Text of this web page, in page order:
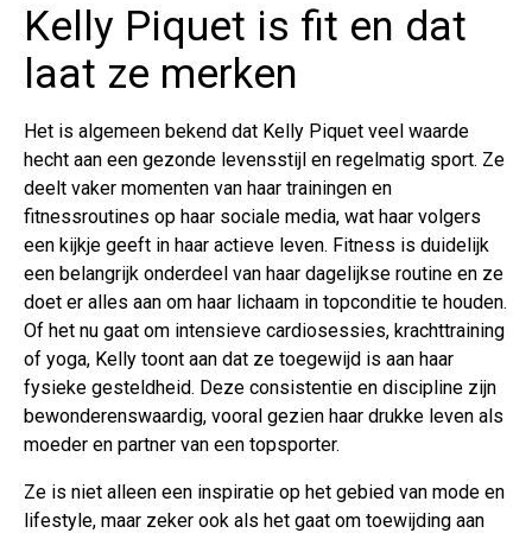
Kelly Piquet is fit en dat
laat ze merken
Het is algemeen bekend dat Kelly Piquet veel waarde
hecht aan een gezonde levensstijl en regelmatig sport. Ze
deelt vaker momenten van haar trainingen en
fitnessroutines op haar sociale media, wat haar volgers
een kijkje geeft in haar actieve leven. Fitness is duidelijk
een belangrijk onderdeel van haar dagelijkse routine en ze
doet er alles aan om haar lichaam in topconditie te houden.
Of het nu gaat om intensieve cardiosessies, krachttraining
of yoga, Kelly toont aan dat ze toegewijd is aan haar
fysieke gesteldheid. Deze consistentie en discipline zijn
bewonderenswaardig, vooral gezien haar drukke leven als
moeder en partner van een topsporter.
Ze is niet alleen een inspiratie op het gebied van mode en
lifestyle, maar zeker ook als het gaat om toewijding aan